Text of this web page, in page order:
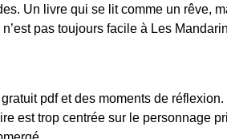
Un livre qui se lit comme un rêve,
pas toujours facile à Les
pdf et des moments de
est trop centrée sur le personnage